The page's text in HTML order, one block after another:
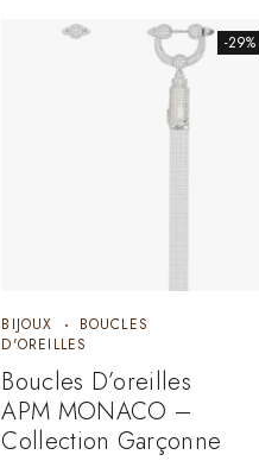
-29%
BIJOUX
BOUCLES
D'OREILLES
Boucles D’oreilles
APM MONACO –
Collection Garçonne